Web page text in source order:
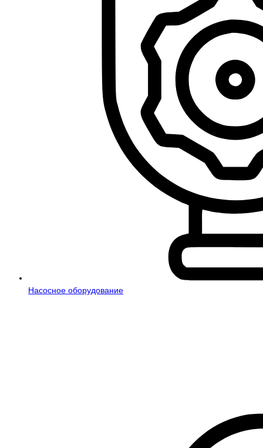
Насосное оборудование